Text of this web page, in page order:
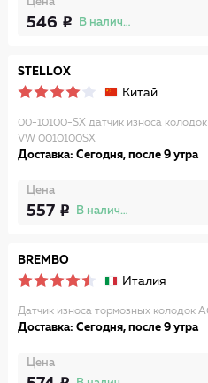
546 В наличии
STELLOX
Китай
00-10100-SX датчик износа колодок
VW 0010100SX
Доставка: Сегодня, после 9 утра
Цена
557 В наличии
BREMBO
Италия
Датчик износа тормозных колодок
Доставка: Сегодня, после 9 утра
Цена